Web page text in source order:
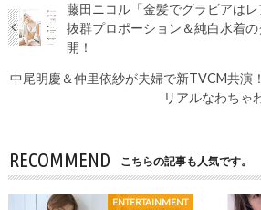
藤田ニコル「金髪でグラビアは
抜群プロポーション＆純白水着
開！
中尾明慶＆仲里依紗が夫婦で新TVCM共演
リアルなわちゃ
RECOMMEND こちらの記事も人気です。
ENTERTAINMENT